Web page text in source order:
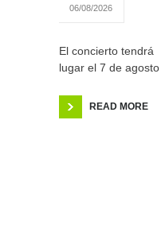
06/08/2026
El concierto tendrá
lugar el 7 de agosto
READ MORE